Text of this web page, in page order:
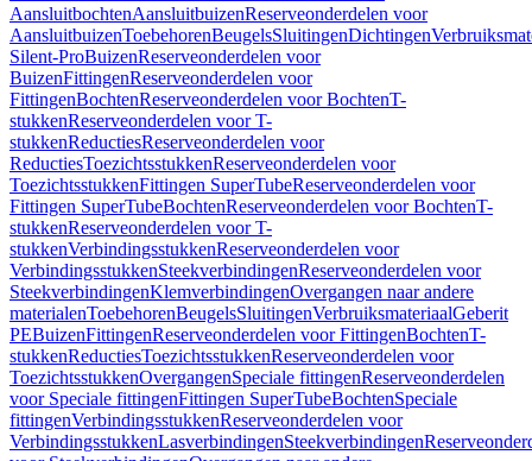
AansluitbochtenAansluitbuizenReserveonderdelen voor
AansluitbuizenToebehorenBeugelsSluitingenDichtingen
Silent-ProBuizenReserveonderdelen voor
BuizenFittingenReserveonderdelen voor
FittingenBochtenReserveonderdelen voor BochtenT-
stukkenReserveonderdelen voor T-
stukkenReductiesReserveonderdelen voor
ReductiesToezichtsstukkenReserveonderdelen voor
ToezichtsstukkenFittingen SuperTubeReserveonderdelen voor
Fittingen SuperTubeBochtenReserveonderdelen voor BochtenT-
stukkenReserveonderdelen voor T-
stukkenVerbindingsstukkenReserveonderdelen voor
VerbindingsstukkenSteekverbindingenReserveonderdelen voor
SteekverbindingenKlemverbindingenOvergangen naar andere
materialenToebehorenBeugelsSluitingenVerbruiksmateriaalGeberit
PEBuizenFittingenReserveonderdelen voor FittingenBochtenT-
stukkenReductiesToezichtsstukkenReserveonderdelen voor
ToezichtsstukkenOvergangenSpeciale fittingenReserveonderdelen
voor Speciale fittingenFittingen SuperTubeBochtenSpeciale
fittingenVerbindingsstukkenReserveonderdelen voor
VerbindingsstukkenLasverbindingenSteekverbindingen